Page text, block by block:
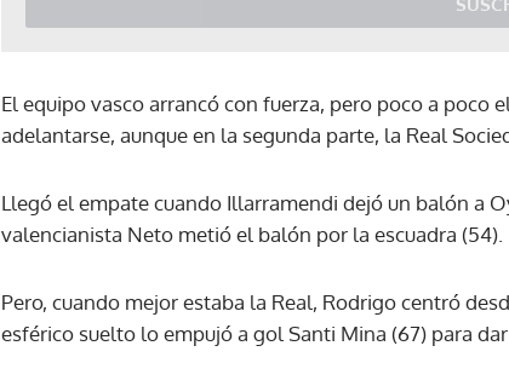
Gracias por
El equipo vasco arrancó con fuerza, pero poco a poco
adelantarse, aunque en la segunda parte, la Real
Llegó el empate cuando Illarramendi dejó un balón a
valencianista Neto metió el balón por la escuadra (54).
Pero, cuando mejor estaba la Real, Rodrigo centró
esférico suelto lo empujó a gol Santi Mina (67) para